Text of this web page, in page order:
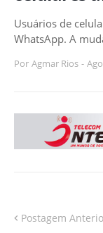
Usuários de
WhatsApp. A
Por Agmar Rios -
Postagem